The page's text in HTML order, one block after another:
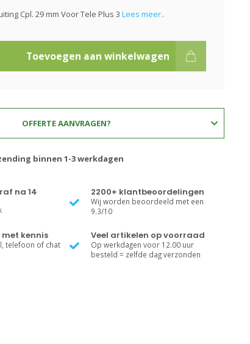
Cpl. 29 mm Voor Tele Plus 3 Lees meer..
Toevoegen aan winkelwagen
OFFERTE AANVRAGEN?
binnen 1-3 werkdagen
na 14 2200+ klantbeoordelingen
Wij worden beoordeeld met een
9.3/10
kennis
telefoon of chat
Veel artikelen op voorraad
Op werkdagen voor 12.00 uur
besteld = zelfde dag verzonden